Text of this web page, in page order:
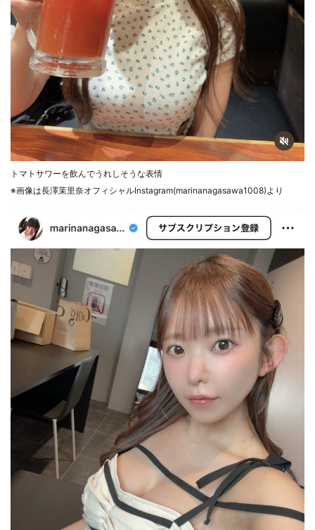
トマトサワーを飲んでうれしそうな表情
※画像は長澤茉里奈オフィシャルInstagram(marinanagasawa1008)より